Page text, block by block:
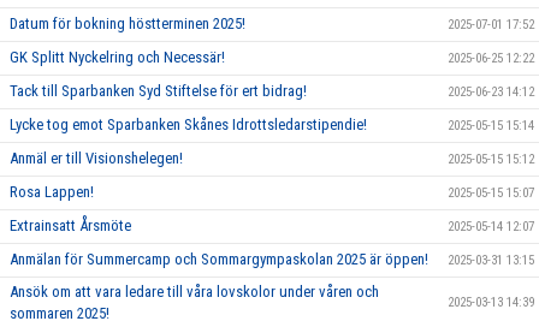
Datum för bokning höstterminen 2025! 2025-07-01 17:52
GK Splitt Nyckelring och Necessär! 2025-06-25 12:22
Tack till Sparbanken Syd Stiftelse för ert bidrag! 2025-06-23 14:12
Lycke tog emot Sparbanken Skånes Idrottsledarstipendie! 2025-05-15 15:14
Anmäl er till Visionshelegen! 2025-05-15 15:12
Rosa Lappen! 2025-05-15 15:07
Extrainsatt Årsmöte 2025-05-14 12:07
Anmälan för Summercamp och Sommargympaskolan 2025 är öppen! 2025-03-31 13:15
Ansök om att vara ledare till våra lovskolor under våren och
sommaren 2025!
2025-03-13 14:39